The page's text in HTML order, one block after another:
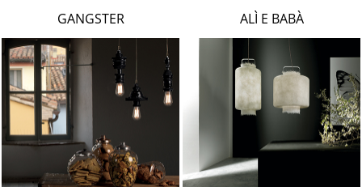
PORSCHE
CATELLANI & SMITH
VIABIZZUNO
ALÌ E BABÀ
GANGSTER